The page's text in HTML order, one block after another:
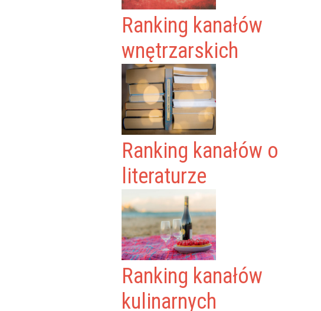
Ranking kanałów
wnętrzarskich
Ranking kanałów o
literaturze
Ranking kanałów
kulinarnych